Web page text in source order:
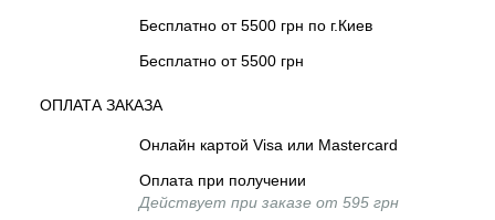
Бесплатно от 5500 грн по г.Киев
Бесплатно от 5500 грн
ОПЛАТА ЗАКАЗА
Онлайн картой Visa или Mastercard
Оплата при получении
Действует при заказе от 595 грн